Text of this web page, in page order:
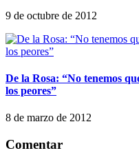
9 de octubre de 2012
De la Rosa: “No tenemos
los peores”
8 de marzo de 2012
Comentar